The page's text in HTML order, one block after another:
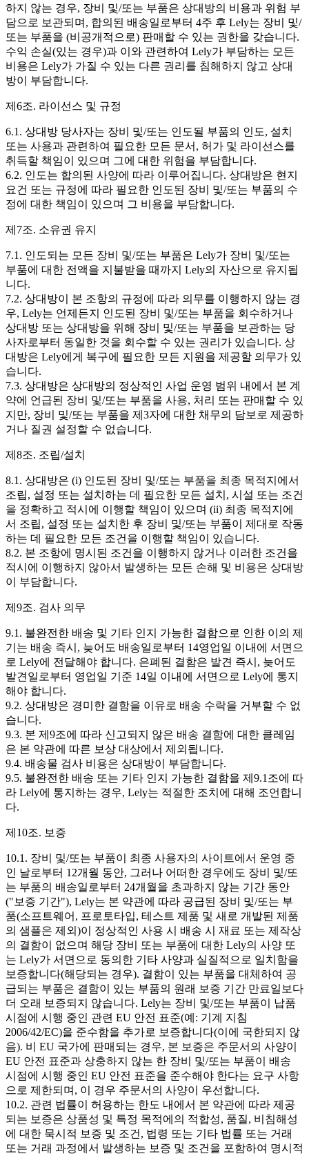
하지 않는 경우, 장비 및/또는 부품은 상대방의 비용과 위험 부
담으로 보관되며, 합의된 배송일로부터 4주 후 Lely는 장비 및/
또는 부품을 (비공개적으로) 판매할 수 있는 권한을 갖습니다.
수익 손실(있는 경우)과 이와 관련하여 Lely가 부담하는 모든
비용은 Lely가 가질 수 있는 다른 권리를 침해하지 않고 상대
방이 부담합니다.
제6조. 라이선스 및 규정
6.1. 상대방 당사자는 장비 및/또는 인도될 부품의 인도, 설치
또는 사용과 관련하여 필요한 모든 문서, 허가 및 라이선스를
취득할 책임이 있으며 그에 대한 위험을 부담합니다.
6.2. 인도는 합의된 사양에 따라 이루어집니다. 상대방은 현지
요건 또는 규정에 따라 필요한 인도된 장비 및/또는 부품의 수
정에 대한 책임이 있으며 그 비용을 부담합니다.
제7조. 소유권 유지
7.1. 인도되는 모든 장비 및/또는 부품은 Lely가 장비 및/또는
부품에 대한 전액을 지불받을 때까지 Lely의 자산으로 유지됩
니다.
7.2. 상대방이 본 조항의 규정에 따라 의무를 이행하지 않는 경
우, Lely는 언제든지 인도된 장비 및/또는 부품을 회수하거나
상대방 또는 상대방을 위해 장비 및/또는 부품을 보관하는 당
사자로부터 동일한 것을 회수할 수 있는 권리가 있습니다. 상
대방은 Lely에게 복구에 필요한 모든 지원을 제공할 의무가 있
습니다.
7.3. 상대방은 상대방의 정상적인 사업 운영 범위 내에서 본 계
약에 언급된 장비 및/또는 부품을 사용, 처리 또는 판매할 수 있
지만, 장비 및/또는 부품을 제3자에 대한 채무의 담보로 제공하
거나 질권 설정할 수 없습니다.
제8조. 조립/설치
8.1. 상대방은 (i) 인도된 장비 및/또는 부품을 최종 목적지에서
조립, 설정 또는 설치하는 데 필요한 모든 설치, 시설 또는 조건
을 정확하고 적시에 이행할 책임이 있으며 (ii) 최종 목적지에
서 조립, 설정 또는 설치한 후 장비 및/또는 부품이 제대로 작동
하는 데 필요한 모든 조건을 이행할 책임이 있습니다.
8.2. 본 조항에 명시된 조건을 이행하지 않거나 이러한 조건을
적시에 이행하지 않아서 발생하는 모든 손해 및 비용은 상대방
이 부담합니다.
제9조. 검사 의무
9.1. 불완전한 배송 및 기타 인지 가능한 결함으로 인한 이의 제
기는 배송 즉시, 늦어도 배송일로부터 14영업일 이내에 서면으
로 Lely에 전달해야 합니다. 은폐된 결함은 발견 즉시, 늦어도
발견일로부터 영업일 기준 14일 이내에 서면으로 Lely에 통지
해야 합니다.
9.2. 상대방은 경미한 결함을 이유로 배송 수락을 거부할 수 없
습니다.
9.3. 본 제9조에 따라 신고되지 않은 배송 결함에 대한 클레임
은 본 약관에 따른 보상 대상에서 제외됩니다.
9.4. 배송물 검사 비용은 상대방이 부담합니다.
9.5. 불완전한 배송 또는 기타 인지 가능한 결함을 제9.1조에 따
라 Lely에 통지하는 경우, Lely는 적절한 조치에 대해 조언합니
다.
제10조. 보증
10.1. 장비 및/또는 부품이 최종 사용자의 사이트에서 운영 중
인 날로부터 12개월 동안, 그러나 어떠한 경우에도 장비 및/또
는 부품의 배송일로부터 24개월을 초과하지 않는 기간 동안
("보증 기간"), Lely는 본 약관에 따라 공급된 장비 및/또는 부
품(소프트웨어, 프로토타입, 테스트 제품 및 새로 개발된 제품
의 샘플은 제외)이 정상적인 사용 시 배송 시 재료 또는 제작상
의 결함이 없으며 해당 장비 또는 부품에 대한 Lely의 사양 또
는 Lely가 서면으로 동의한 기타 사양과 실질적으로 일치함을
보증합니다(해당되는 경우). 결함이 있는 부품을 대체하여 공
급되는 부품은 결함이 있는 부품의 원래 보증 기간 만료일보다
더 오래 보증되지 않습니다. Lely는 장비 및/또는 부품이 납품
시점에 시행 중인 관련 EU 안전 표준(예: 기계 지침
2006/42/EC)을 준수함을 추가로 보증합니다(이에 국한되지 않
음). 비 EU 국가에 판매되는 경우, 본 보증은 주문서의 사양이
EU 안전 표준과 상충하지 않는 한 장비 및/또는 부품이 배송
시점에 시행 중인 EU 안전 표준을 준수해야 한다는 요구 사항
으로 제한되며, 이 경우 주문서의 사양이 우선합니다.
10.2. 관련 법률이 허용하는 한도 내에서 본 약관에 따라 제공
되는 보증은 상품성 및 특정 목적에의 적합성, 품질, 비침해성
에 대한 묵시적 보증 및 조건, 법령 또는 기타 법률 또는 거래
또는 거래 과정에서 발생하는 보증 및 조건을 포함하여 명시적